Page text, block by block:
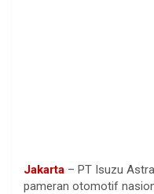
Jakarta – PT Isuzu
pameran otomotif